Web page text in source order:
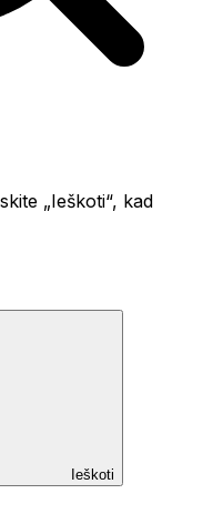
„Ieškoti“, kad
Ieškoti